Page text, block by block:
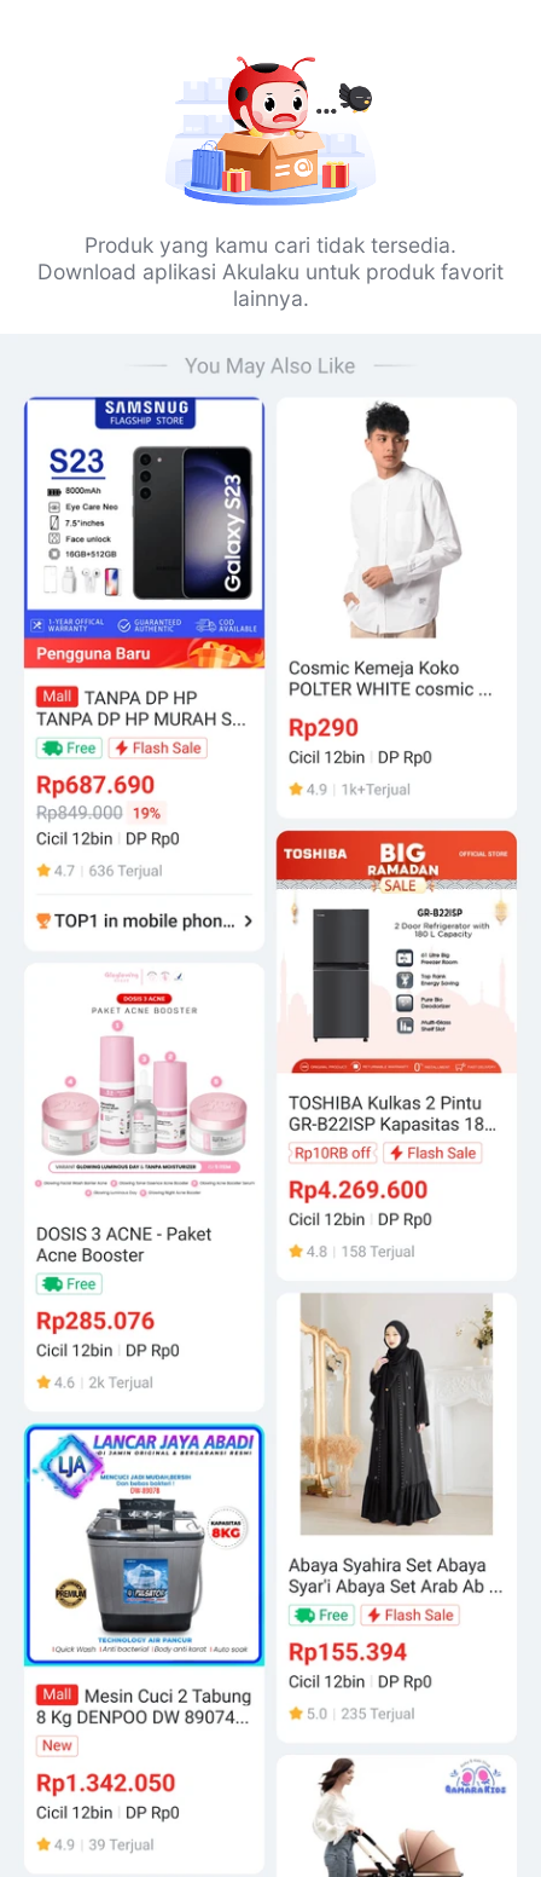
Produk yang kamu cari tidak tersedia.
Download aplikasi Akulaku untuk produk favorit
lainnya.